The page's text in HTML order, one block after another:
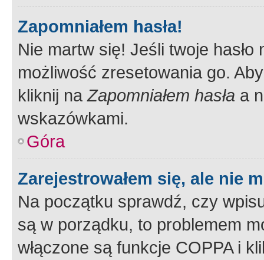
Zapomniałem hasła!
Nie martw się! Jeśli twoje
możliwość zresetowania go.
kliknij naZapomniałem hasła a
wskazówkami.
Góra
Zarejestrowałem się, ale nie
Na początku sprawdź, czy
są w porządku, to problemem
włączone są funkcje COPPA i